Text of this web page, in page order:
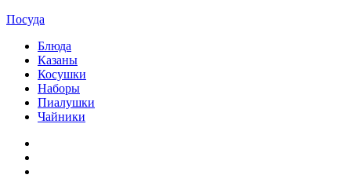
Посуда
Блюда
Казаны
Косушки
Наборы
Пиалушки
Чайники